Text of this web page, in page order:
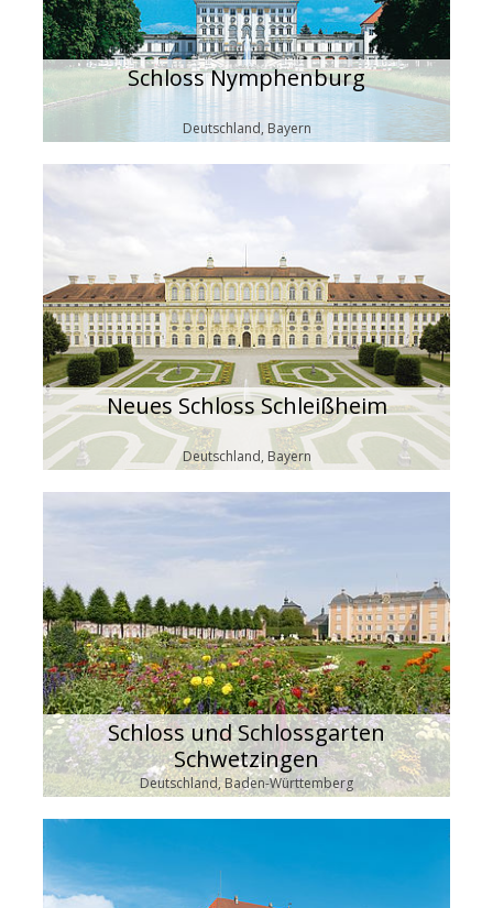
Schloss Nymphenburg
Deutschland, Bayern
Neues Schloss Schleißheim
Deutschland, Bayern
Schloss und Schlossgarten
Schwetzingen
Deutschland, Baden-Württemberg